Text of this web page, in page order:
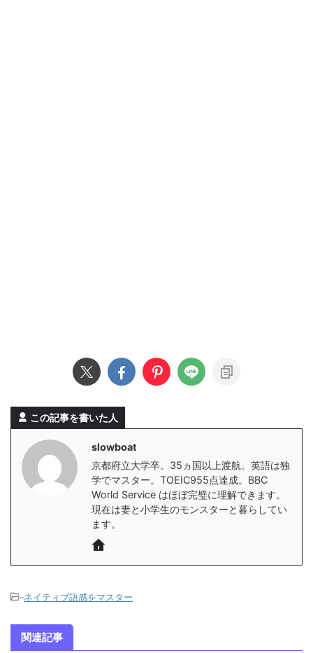
この記事を書いた人
slowboat
京都府立大学卒。35ヵ国以上渡航。英語は独
学でマスター。TOEIC955点達成。BBC
World Service はほぼ完璧に理解できます。
現在は妻と小学生のモンスターと暮らしてい
ます。
-ネイティブ語感をマスター
関連記事